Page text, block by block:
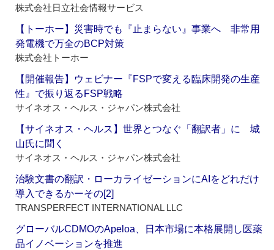
株式会社日立社会情報サービス
【トーホー】災害時でも『止まらない』事業へ 非常用
発電機で万全のBCP対策
株式会社トーホー
【開催報告】ウェビナー『FSPで変える臨床開発の生産
性』で振り返るFSP戦略
サイネオス・ヘルス・ジャパン株式会社
【サイネオス・ヘルス】世界とつなぐ「翻訳者」に 城
山氏に聞く
サイネオス・ヘルス・ジャパン株式会社
治験文書の翻訳・ローカライゼーションにAIをどれだけ
導入できるかーその[2]
TRANSPERFECT INTERNATIONAL LLC
グローバルCDMOのApeloa、日本市場に本格展開し医薬
品イノベーションを推進